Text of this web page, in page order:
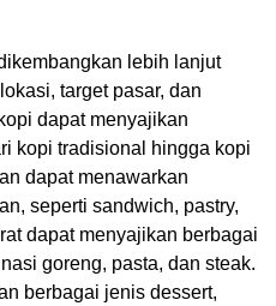
lebih lanjut
target pasar, dan
dapat menyajikan
kopi tradisional hingga kopi
dapat menawarkan
seperti sandwich, pastry,
dapat menyajikan berbagai
goreng, pasta, dan steak.
berbagai jenis dessert,